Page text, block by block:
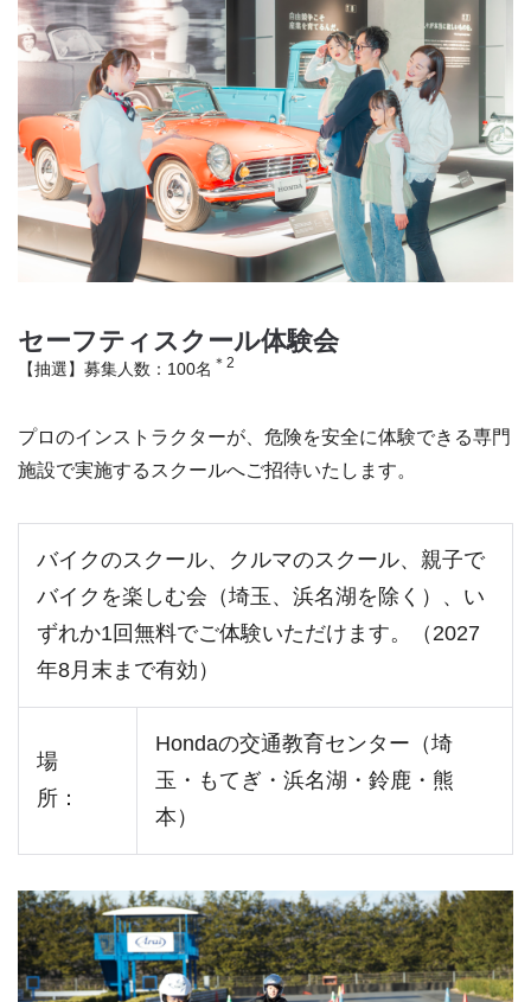
セーフティスクール体験会
【抽選】募集人数：100名 ＊2
プロのインストラクターが、危険を安全に体験できる専門
施設で実施するスクールへご招待いたします。
バイクのスクール、クルマのスクール、親子で
バイクを楽しむ会（埼玉、浜名湖を除く）、い
ずれか1回無料でご体験いただけます。（2027
年8月末まで有効）
場
所：
Hondaの交通教育センター（埼
玉・もてぎ・浜名湖・鈴鹿・熊
本）